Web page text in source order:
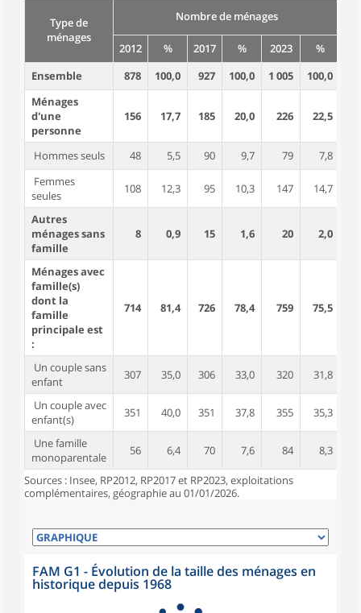
Type de
ménages
Nombre de ménages
2012 % 2017 % 2023 %
Ensemble
878 100,0 927 100,0 1 005 100,0
Ménages
d'une
personne
156 17,7 185 20,0 226 22,5
Hommes seuls 48 5,5 90 9,7 79 7,8
Femmes
seules
108 12,3 95 10,3 147 14,7
Autres
ménages sans
famille
8 0,9 15 1,6 20 2,0
Ménages avec
famille(s)
dont la
famille
principale est
:
714 81,4 726 78,4 759 75,5
Un couple sans
enfant
307 35,0 306 33,0 320 31,8
Un couple avec
enfant(s)
351 40,0 351 37,8 355 35,3
Une famille
monoparentale
56 6,4 70 7,6 84 8,3
Sources : Insee, RP2012, RP2017 et RP2023, exploitations
complémentaires, géographie au 01/01/2026.
FAM G1 - Évolution de la taille des ménages en
historique depuis 1968